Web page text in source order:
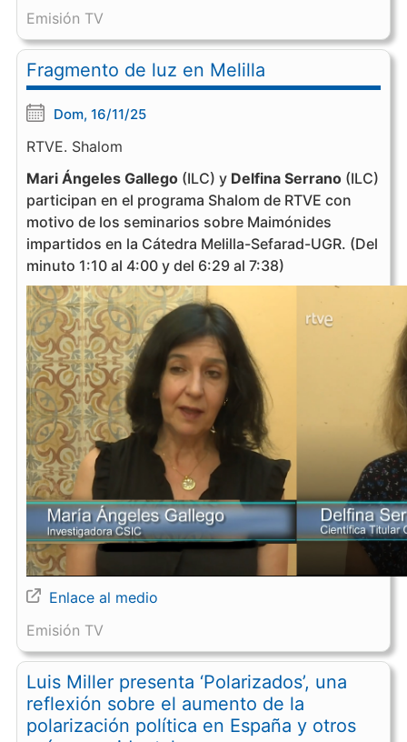
Emisión TV
Fragmento de luz en Melilla
Dom, 16/11/25
RTVE. Shalom
Mari Ángeles Gallego(ILC) y Delfina Serrano(ILC)
participan en el programa Shalom de RTVE con
motivo de los seminarios sobre Maimónides
impartidos en la Cátedra Melilla-Sefarad-UGR. (Del
minuto 1:10 al 4:00 y del 6:29 al 7:38)
Enlace al medio
Emisión TV
Luis Miller presenta ‘Polarizados’, una
reflexión sobre el aumento de la
polarización política en España y otros